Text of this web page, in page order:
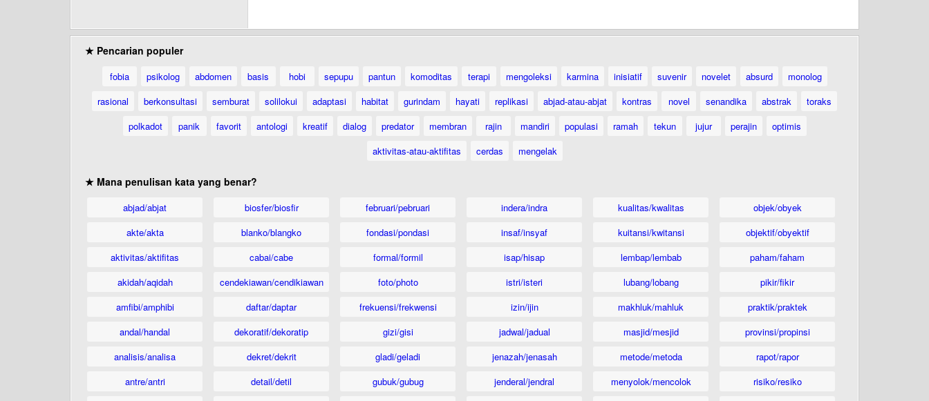
★ Pencarian populer
fobia psikolog abdomen basis hobi sepupu pantun komoditas terapi mengoleksi karmina inisiatif suvenir novelet absurd
monolog
rasional
berkonsultasi semburat solilokui adaptasi habitat gurindam hayati replikasi abjad-atau-abjat kontras novel senandika abstrak
toraks
polkadot
panik favorit antologi kreatif dialog predator membran rajin mandiri populasi ramah tekun jujur perajin
optimis
aktivitas-atau-aktifitas
cerdas mengelak
★ Mana penulisan kata yang benar?
abjad/abjat
akte/akta
aktivitas/aktifitas
akidah/aqidah
amfibi/amphibi
andal/handal
analisis/analisa
antre/antri
biosfer/biosfir
blanko/blangko
cabai/cabe
cendekiawan/cendikiawan
daftar/daptar
dekoratif/dekoratip
dekret/dekrit
detail/detil
februari/pebruari
fondasi/pondasi
formal/formil
foto/photo
frekuensi/frekwensi
gizi/gisi
gladi/geladi
gubuk/gubug
indera/indra
insaf/insyaf
isap/hisap
istri/isteri
izin/ijin
jadwal/jadual
jenazah/jenasah
jenderal/jendral
kualitas/kwalitas
kuitansi/kwitansi
lembap/lembab
lubang/lobang
makhluk/mahluk
masjid/mesjid
metode/metoda
menyolok/mencolok
objek/obyek
objektif/obyektif
paham/faham
pikir/fikir
praktik/praktek
provinsi/propinsi
rapot/rapor
risiko/resiko